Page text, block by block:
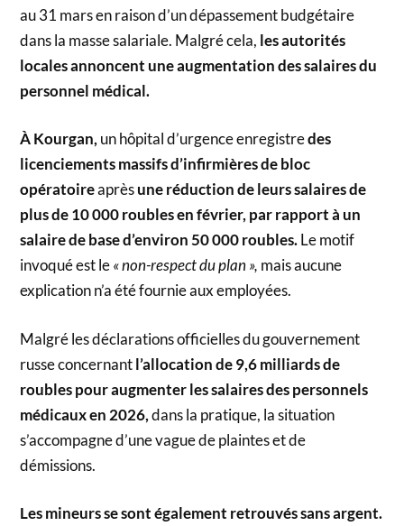
au 31 mars en raison d’un dépassement budgétaire
dans la masse salariale. Malgré cela, les autorités
locales annoncent une augmentation des salaires du
personnel médical.
À Kourgan,un hôpital d’urgence enregistredes
licenciements massifs d’infirmières de bloc
opératoireaprèsune réduction de leurs salaires de
plus de 10 000 roubles en février, par rapport à un
salaire de base d’environ 50 000 roubles.Le motif
invoqué est le« non-respect du plan », mais aucune
explication n’a été fournie aux employées.
Malgré les déclarations officielles du gouvernement
russe concernantl’allocation de 9,6 milliards de
roubles pour augmenter les salaires des personnels
médicaux en 2026,dans la pratique, la situation
s’accompagne d’une vague de plaintes et de
démissions.
Les mineurs se sont également retrouvés sans argent.